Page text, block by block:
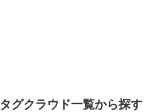
タグクラウド一覧から探す